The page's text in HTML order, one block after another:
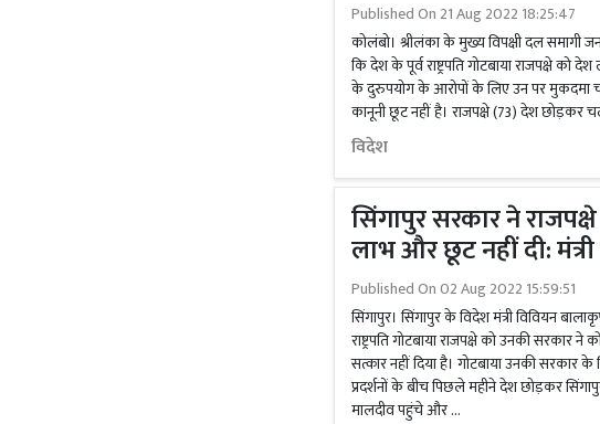
Published On 21 Aug 2022 18:25:47
कोलंबो। श्रीलंका के मुख्य विपक्षी दल समागी
कि देश के पूर्व राष्ट्रपति गोटबाया राजपक्षे को
के दुरुपयोग के आरोपों के लिए उन पर मुकदमा
कानूनी छूट नहीं है। राजपक्षे (73) देश
विदेश
सिंगापुर सरकार ने
लाभ और छूट नहीं दी:
Published On02 Aug 2022 15:59:51
सिंगापुर। सिंगापुर के विदेश मंत्री विवियन
राष्ट्रपति गोटबाया राजपक्षे को उनकी सरकार
सत्कार नहीं दिया है। गोटबाया उनकी सरकार
प्रदर्शनों के बीच पिछले महीने देश छोड़कर
मालदीव पहुंचे और …